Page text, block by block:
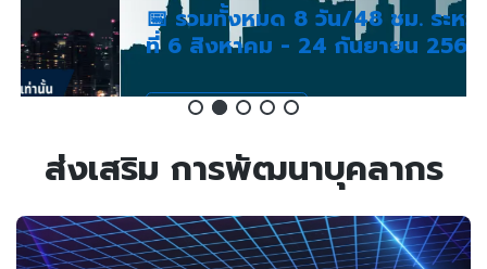
📅 รวมทั้งหมด 8 วัน/48 ชม. ระหว่างวัน
ที่ 6 สิงหาคม - 24 กันยายน 2569
รายละเอียเพิ่มเติม
สอบถามข้อมูลเพิ่มเติม คุณทรงศิริ: 02-583-9992 ต่อ 81426
ส่งเสริม การพัฒนาบุคลากร